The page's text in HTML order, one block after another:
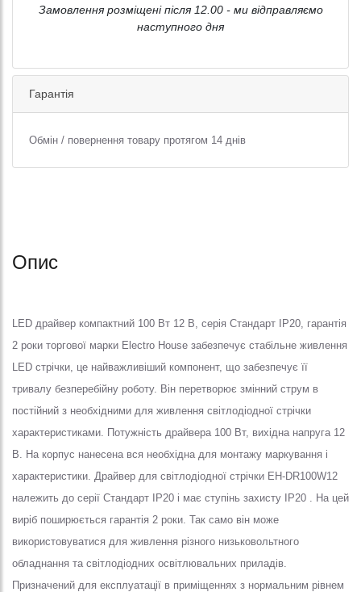
Замовлення розміщені після 12.00 - ми відправляємо
наступного дня
Гарантія
Обмін / повернення товару протягом 14 днів
Опис
LED драйвер компактний 100 Вт 12 В, серія Стандарт IP20, гарантія
2 роки торгової марки Electro House забезпечує стабільне живлення
LED стрічки, це найважливіший компонент, що забезпечує її
тривалу безперебійну роботу. Він перетворює змінний струм в
постійний з необхідними для живлення світлодіодної стрічки
характеристиками. Потужність драйвера 100 Вт, вихідна напруга 12
В. На корпус нанесена вся необхідна для монтажу маркування і
характеристики. Драйвер для світлодіодної стрічки EH-DR100W12
належить до серії Стандарт IP20 і має ступінь захисту IP20 . На цей
виріб поширюється гарантія 2 роки. Так само він може
використовуватися для живлення різного низьковольтного
обладнання та світлодіодних освітлювальних приладів.
Призначений для експлуатації в приміщеннях з нормальним рівнем